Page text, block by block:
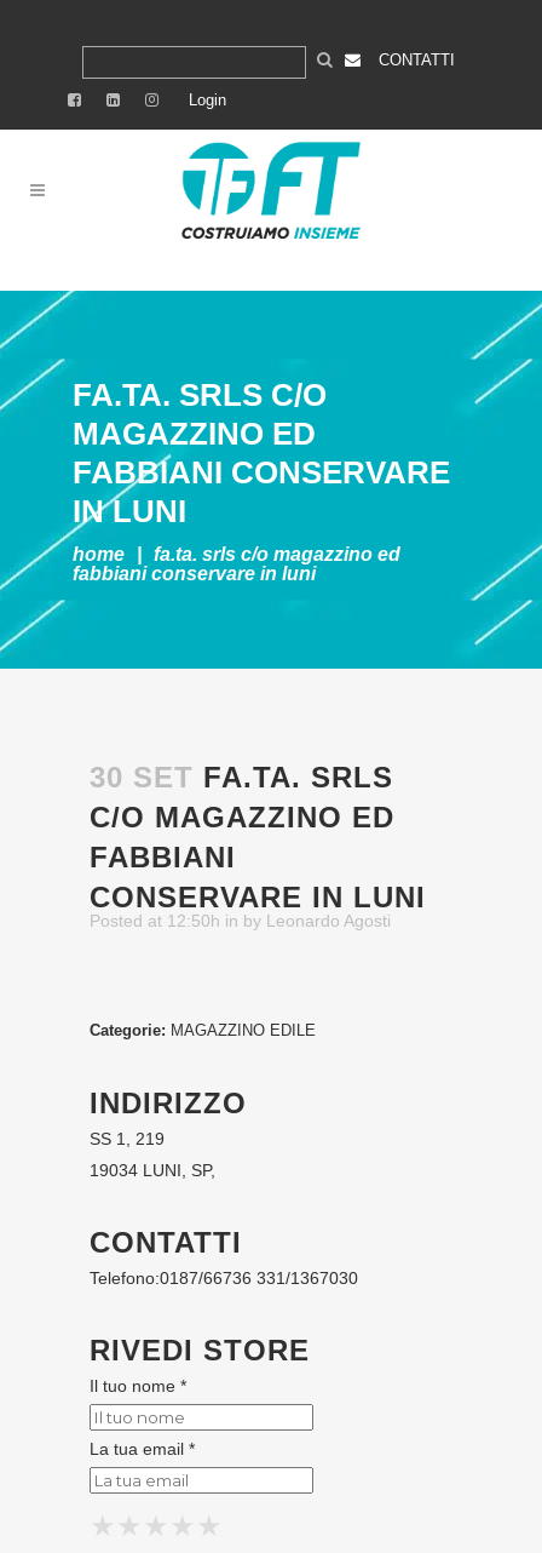
CONTATTI
Login
FA.TA. SRLS C/O
MAGAZZINO ED
FABBIANI CONSERVARE
IN LUNI
home
fa.ta. srls c/o magazzino ed
fabbianiconservare in luni
30 SET FA.TA. SRLS
C/O MAGAZZINO ED
FABBIANI
CONSERVARE IN LUNI
Posted at 12:50h in by Leonardo Agosti
Categorie: MAGAZZINO EDILE
INDIRIZZO
SS 1, 219
19034 LUNI, SP,
CONTATTI
Telefono:0187/66736 331/1367030
RIVEDI STORE
Il tuo nome *
La tua email *
★
★ ★
★ ★ ★
★ ★ ★ ★
★ ★ ★ ★ ★